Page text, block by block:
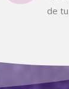
de